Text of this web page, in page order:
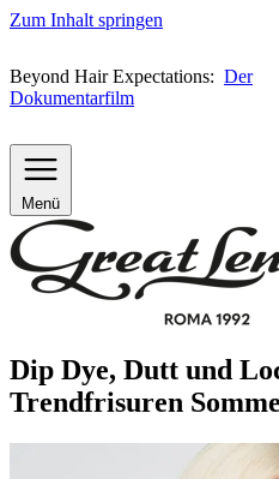
Zum Inhalt springen
Beyond Hair Expectations: Der
Dokumentarfilm
Menü
Dip Dye, Dutt und
Trendfrisuren